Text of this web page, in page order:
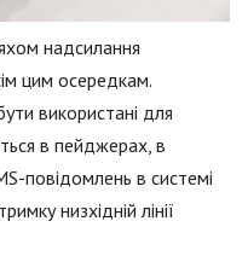
надсилання
цим осередкам.
використані для
в пейджерах, в
повідомлень в системі
низхідній лінії